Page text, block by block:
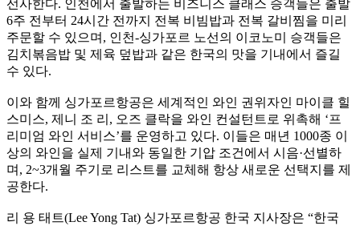
선사한다. 인천에서 출발하는 비즈니스 클래스 승객들은 출발
6주 전부터 24시간 전까지 전복 비빔밥과 전복 갈비찜을 미리
주문할 수 있으며, 인천-싱가포르 노선의 이코노미 승객들은
김치볶음밥 및 제육 덮밥과 같은 한국의 맛을 기내에서 즐길
수 있다.
이와 함께 싱가포르항공은 세계적인 와인 권위자인 마이클 힐
스미스, 제니 조 리, 오즈 클락을 와인 컨설턴트로 위촉해 ‘프
리미엄 와인 서비스’를 운영하고 있다. 이들은 매년 1000종 이
상의 와인을 실제 기내와 동일한 기압 조건에서 시음·선별하
며, 2~3개월 주기로 리스트를 교체해 항상 새로운 선택지를 제
공한다.
리 용 태트(Lee Yong Tat) 싱가포르항공 한국 지사장은 “한국